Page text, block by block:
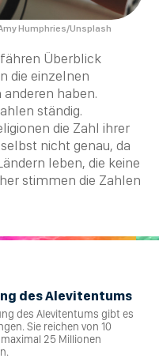
Humphries/Unsplash
Überblick
die einzelnen
anderen haben.
ständig.
die Zahl ihrer
nicht genau, da
leben, die keine
stimmen die Zahlen
des Alevitentums
des Alevitentums gibt es
Sie reichen von 10
25 Millionen